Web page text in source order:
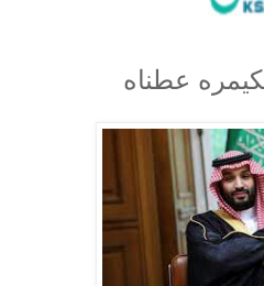
عطناه